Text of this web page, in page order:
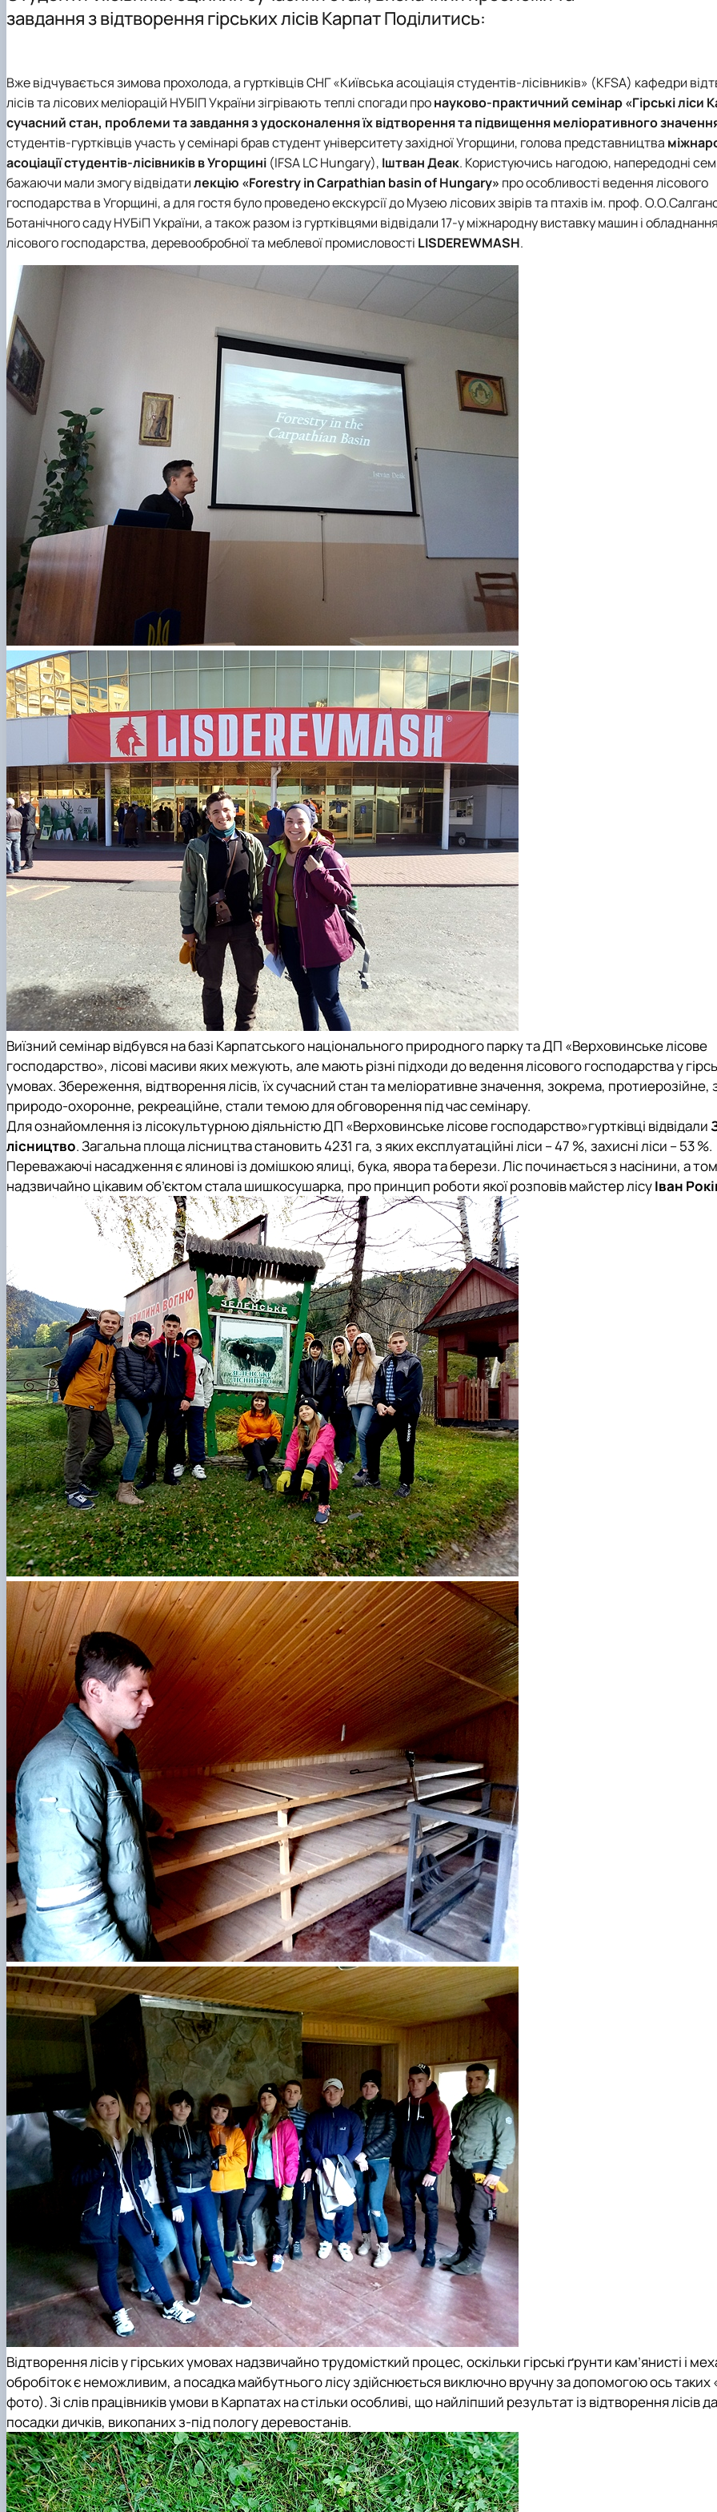
Лабораторії
Робочі програми 2026
Тематика робіт
Підручники, навчальні посібники, монографії
Студентські наукові гуртки
Київська асоціація студентів-лісівників”
Сертифікатні програми
Співпраця
завдання з відтворення гірських лісів Карпат Поділитись:
Вже відчувається зимова прохолода, а гуртківців СНГ «Київська асоціація студентів-лісівників» (KFSA) кафедри
лісів та лісових меліорацій НУБІП України зігрівають теплі спогади пронауково-практичний семінар «Гірські ліси
сучасний стан, проблеми та завдання з удосконалення їх відтворення та підвищення меліоративного
студентів-гуртківців участь у семінарі брав студент університету західної Угорщини, голова представництва
асоціації студентів-лісівників в Угорщині (IFSA LC Hungary), Іштван Деак. Користуючись нагодою, напередодні
бажаючи мали змогу відвідатилекцію «Forestry in Carpathian basin of Hungary» про особливості ведення лісового
господарства в Угорщині, а для гостя було проведено екскурсії до Музею лісових звірів та птахів ім. проф.
Ботанічного саду НУБіП України, а також разом із гуртківцями відвідали 17-у міжнародну виставку машин і
лісового господарства, деревообробної та меблевої промисловості LISDEREWMASH.
Виїзний семінар відбувся на базі Карпатського національного природного паркутаДП «Верховинське лісове
господарство», лісові масиви яких межують, але мають різні підходи до ведення лісового господарства у
умовах. Збереження, відтворення лісів, їх сучасний стан та меліоративне значення, зокрема, протиерозійне,
природо-охоронне, рекреаційне, стали темою для обговорення під час семінару.
Для ознайомлення із лісокультурною діяльністюДП «Верховинське лісове господарство»гуртківці відвідали
лісництво. Загальна площа лісництва становить 4231 га, з яких експлуатаційні ліси – 47 %, захисні ліси – 53 %.
Переважаючі насадження є ялинові із домішкою ялиці, бука, явора та берези. Ліс починається з насінини, а
надзвичайно цікавим об’єктом стала шишкосушарка, про принцип роботи якої розповів майстер лісуІван
Відтворення лісів у гірських умовах надзвичайно трудомісткий процес, оскільки гірські ґрунти кам’янисті і
обробіток є неможливим, а посадка майбутнього лісу здійснюється виключно вручну за допомогою ось таких
фото). Зі слів працівників умови в Карпатах на стільки особливі, що найліпший результат із відтворення лісів
посадки дичків, викопаних з-під пологу деревостанів.